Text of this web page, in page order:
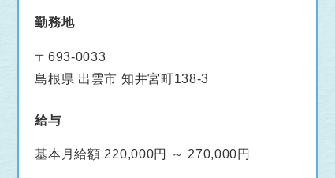
勤務地
〒693-0033
島根県 出雲市 知井宮町138-3
給与
基本月給額 220,000円 ～ 270,000円